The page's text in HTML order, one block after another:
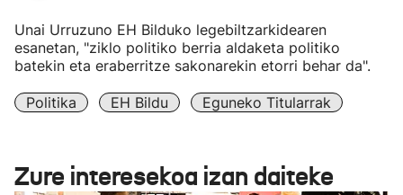
Unai Urruzuno EH Bilduko legebiltzarkidearen
esanetan, "ziklo politiko berria aldaketa politiko
batekin eta eraberritze sakonarekin etorri behar da".
Politika EH Bildu Eguneko Titularrak
Zure interesekoa izan daiteke